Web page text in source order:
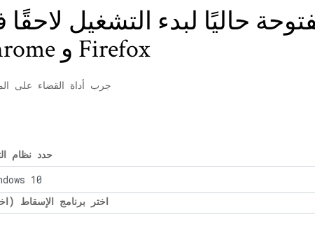
حاليًا لبدء التشغيل
Chrome و Firefox
جرب أداة القضاء على
حدد نظام
اختر برنامج الإسقاط